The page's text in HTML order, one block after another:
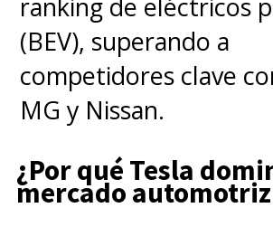
(BEV), superando a
competidores clave
MG y Nissan.
¿Por qué Tesla
mercado